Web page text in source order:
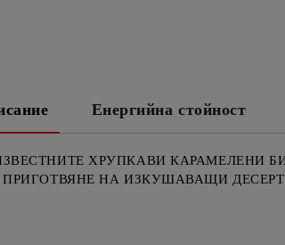
Енергийна стойност
ХРУПКАВИ КАРАМЕЛЕНИ
НА ИЗКУШАВАЩИ